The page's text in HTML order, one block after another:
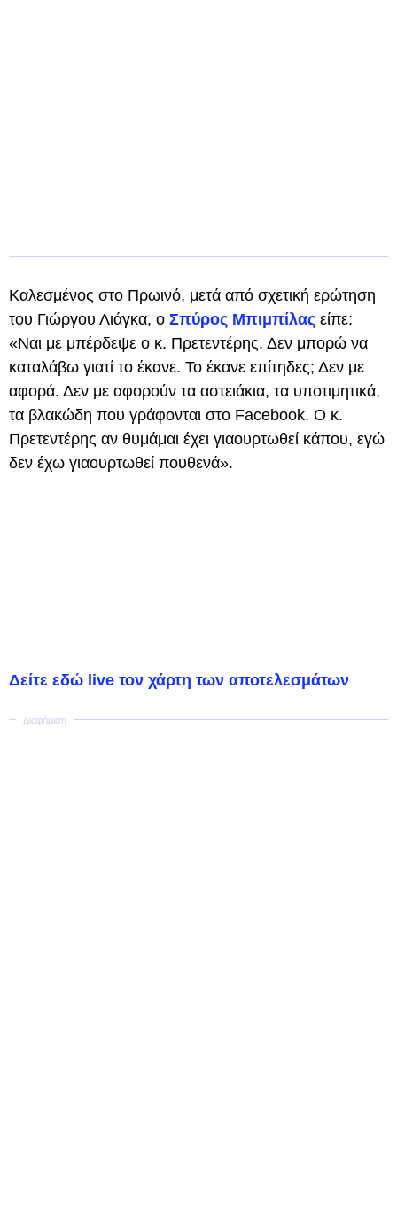
Καλεσμένος στο Πρωινό, μετά από σχετική ερώτηση
του Γιώργου Λιάγκα, ο Σπύρος Μπιμπίλας είπε:
«Ναι με μπέρδεψε ο κ. Πρετεντέρης. Δεν μπορώ να
καταλάβω γιατί το έκανε. Το έκανε επίτηδες; Δεν με
αφορά. Δεν με αφορούν τα αστειάκια, τα υποτιμητικά,
τα βλακώδη που γράφονται στο Facebook. Ο κ.
Πρετεντέρης αν θυμάμαι έχει γιαουρτωθεί κάπου, εγώ
δεν έχω γιαουρτωθεί πουθενά».
Δείτε εδώ live τον χάρτη των αποτελεσμάτων